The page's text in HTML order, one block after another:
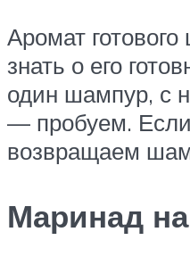
Аромат
знать о его
один шампур, с
— пробуем.
возвращаем
Маринад